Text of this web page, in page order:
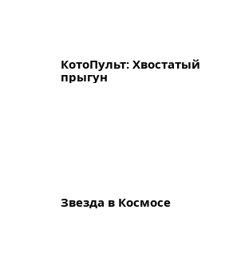
КотоПульт: Хвостатый
прыгун
Звезда в Космосе